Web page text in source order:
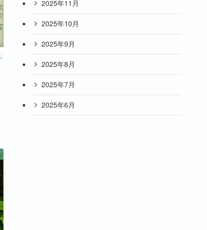
2025年11月
2025年10月
2025年9月
2025年8月
2025年7月
2025年6月